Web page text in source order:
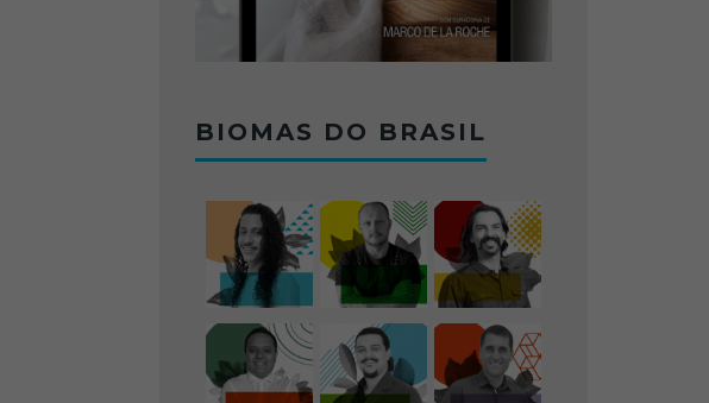
BIOMAS DO BRASIL